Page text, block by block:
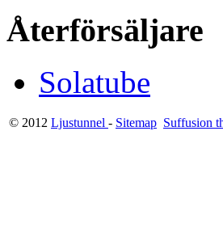
Återförsäljare
Solatube
© 2012 Ljustunnel - Sitemap Suffusion